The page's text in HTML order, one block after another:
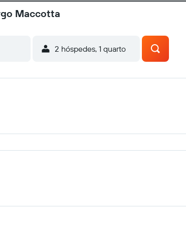
Maccotta
2 hóspedes, 1 quarto